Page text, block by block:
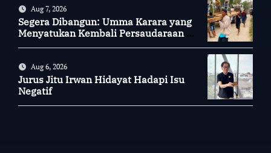
Aug 7, 2026
Segera Dibangun: Umma Karara yang
Menyatukan Kembali Persaudaraan di
Aug 6, 2026
Jurus Jitu Irwan Hidayat Hadapi Isu
Negatif